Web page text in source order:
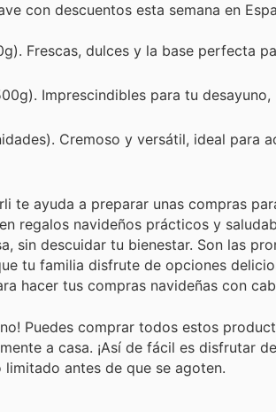
con descuentos esta semana en
Frescas, dulces y la base perfecta
Imprescindibles para tu
Cremoso y versátil, ideal para
te ayuda a preparar unas compras
regalos navideños prácticos y
sin descuidar tu bienestar. Son las
tu familia disfrute de opciones
hacer tus compras navideñas con
Puedes comprar todos estos
a casa. ¡Así de fácil es disfrutar
antes de que se agoten.